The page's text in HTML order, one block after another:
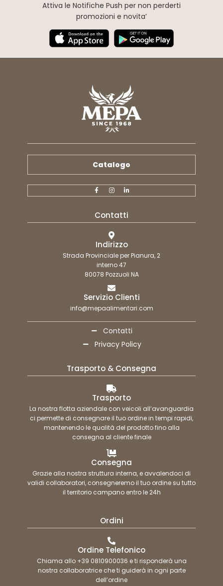
Attiva le Notifiche Push per non perderti
promozioni e novita’
Catalogo
Contatti
Indirizzo
Strada Provinciale per Pianura, 2
interno 47
80078 Pozzuoli NA
Servizio Clienti
info@mepaalimentari.com
Contatti
Privacy Policy
Trasporto & Consegna
Trasporto
La nostra flotta aziendale con veicoli all’avanguardia
ci permette di consegnare il tuo ordine in tempi rapidi,
mantenendo le qualità del prodotto fino alla
consegna al cliente finale
Consegna
Grazie alla nostra struttura interna, e avvalendoci di
validi collaboratori, consegneremo il tuo ordine su tutto
il territorio campano entro le 24h
Ordini
Ordine Telefonico
Chiama allo +39 0810900036 e ti risponderà una
nostra collaboratrice che ti guiderà in ogni parte
dell’ordine